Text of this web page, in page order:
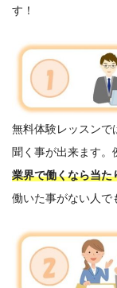
す！
無料体験レッスンで
聞く事が出来ます。
業界で働くなら当た
働いた事がない人で